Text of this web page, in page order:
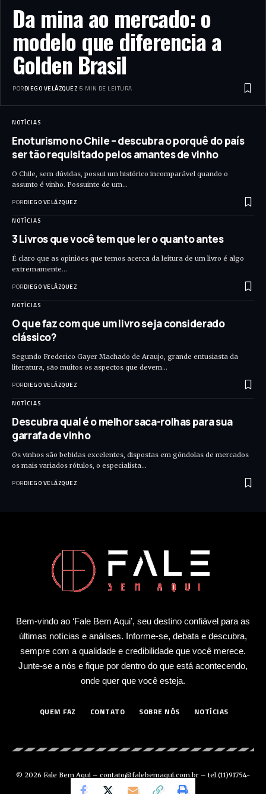
Da mina ao mercado: o
modelo que diferencia a
Golden Brasil
PORDIEGO VELÁZQUEZ 5 MIN DE LEITURA
NOTÍCIAS
Enoturismo no Chile – descubra o porquê do país
ser tão requisitado pelos amantes de vinho
O Chile, sem dúvidas, possui um histórico incomparável quando o
assunto é vinho. Possuinte de um…
PORDIEGO VELÁZQUEZ
NOTÍCIAS
3 Livros que você tem que ler o quanto antes
É claro que as opiniões que temos acerca da leitura de um livro é algo
extremamente…
PORDIEGO VELÁZQUEZ
NOTÍCIAS
O que faz com que um livro seja considerado
clássico?
Segundo Frederico Gayer Machado de Araujo, grande entusiasta da
literatura, são muitos os aspectos que devem…
PORDIEGO VELÁZQUEZ
NOTÍCIAS
Descubra qual é o melhor saca-rolhas para sua
garrafa de vinho
Os vinhos são bebidas excelentes, dispostas em gôndolas de mercados
os mais variados rótulos, o especialista…
PORDIEGO VELÁZQUEZ
Bem-vindo ao ‘Fale Bem Aqui’, seu destino confiável para as
últimas notícias e análises. Informe-se, debata e descubra,
sempre com a qualidade e credibilidade que você merece.
Junte-se a nós e fique por dentro do que está acontecendo,
onde quer que você esteja.
QUEM FAZ CONTATO SOBRE NÓS NOTÍCIAS
© 2026 Fale Bem Aqui – contato@falebemaqui.com.br – tel.(11)91754-
6532